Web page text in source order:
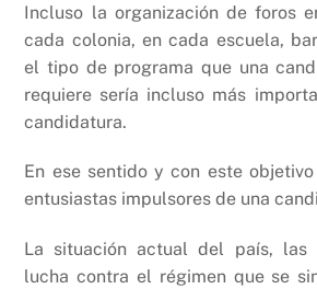
Incluso la organización de foros
cada colonia, en cada escuela,
el tipo de programa que una
requiere sería incluso más
candidatura.
En ese sentido y con este
entusiastas impulsores de una
La situación actual del país, las
lucha contra el régimen que se